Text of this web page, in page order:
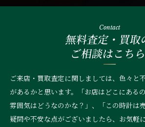
Contact
無料査定・買取
ご相談はこちら
ご来店・買取査定に関しましては、色々と
があるかと思います。「お店はどこにあるの
雰囲気はどうなのかな？」、「この時計は
疑問や不安な点がございましたら、お気軽